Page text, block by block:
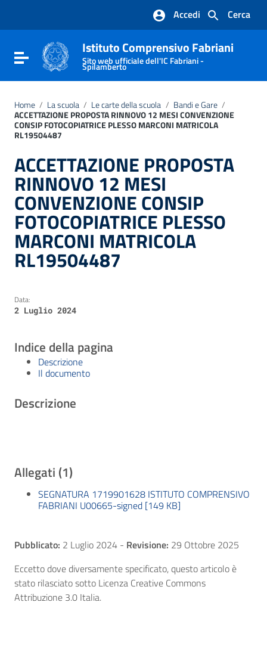
Vai al footer
Cerca
Accedi
Attiva / disattiva la navigazione
Istituto Comprensivo Fabriani
Sito web ufficiale dell'IC Fabriani -
Spilamberto
Home / La scuola / Le carte della scuola / Bandi e Gare /
ACCETTAZIONE PROPOSTA RINNOVO 12 MESI CONVENZIONE
CONSIP FOTOCOPIATRICE PLESSO MARCONI MATRICOLA
RL19504487
ACCETTAZIONE PROPOSTA
RINNOVO 12 MESI
CONVENZIONE CONSIP
FOTOCOPIATRICE PLESSO
MARCONI MATRICOLA
RL19504487
Data:
2 Luglio 2024
Indice della pagina
Descrizione
Il documento
Descrizione
Allegati (1)
SEGNATURA 1719901628 ISTITUTO COMPRENSIVO
FABRIANI U00665-signed [149 KB]
Pubblicato: 2 Luglio 2024 - Revisione: 29 Ottobre 2025
Eccetto dove diversamente specificato, questo articolo è
stato rilasciato sotto Licenza Creative Commons
Attribuzione 3.0 Italia.